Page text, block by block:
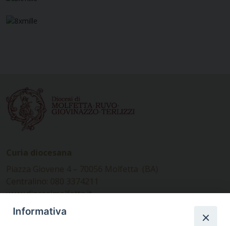
www.diocesimolfetta.it –
diocesimolfetta@pec.chiesacattolica.it
Informativa